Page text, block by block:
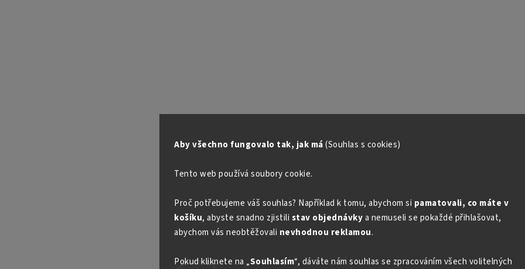
Aby všechno fungovalo tak, jak má(Souhlas s cookies)
Tento web používá soubory cookie.
Proč potřebujeme váš souhlas? Například k tomu, abychom si pamatovali, co máte v
košíku, abyste snadno zjistili stav objednávkya nemuseli se pokaždé přihlašovat,
abychom vás neobtěžovali nevhodnou reklamou.
Pokud kliknete na „Souhlasím“, dáváte nám souhlas se zpracováním všech volitelných